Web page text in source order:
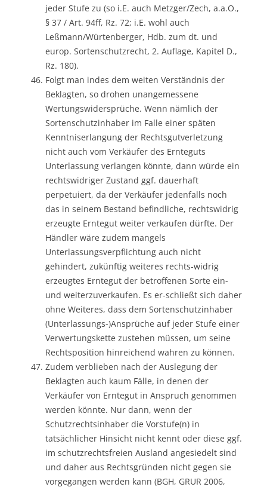
jeder Stufe zu (so i.E. auch Metzger/Zech, a.a.O.,
§ 37 / Art. 94ff, Rz. 72; i.E. wohl auch
Leßmann/Würtenberger, Hdb. zum dt. und
europ. Sortenschutzrecht, 2. Auflage, Kapitel D.,
Rz. 180).
Folgt man indes dem weiten Verständnis der
Beklagten, so drohen unangemessene
Wertungswidersprüche. Wenn nämlich der
Sortenschutzinhaber im Falle einer späten
Kenntniserlangung der Rechtsgutverletzung
nicht auch vom Verkäufer des Ernteguts
Unterlassung verlangen könnte, dann würde ein
rechtswidriger Zustand ggf. dauerhaft
perpetuiert, da der Verkäufer jedenfalls noch
das in seinem Bestand befindliche, rechtswidrig
erzeugte Erntegut weiter verkaufen dürfte. Der
Händler wäre zudem mangels
Unterlassungsverpflichtung auch nicht
gehindert, zukünftig weiteres rechts-widrig
erzeugtes Erntegut der betroffenen Sorte ein-
und weiterzuverkaufen. Es er-schließt sich daher
ohne Weiteres, dass dem Sortenschutzinhaber
(Unterlassungs-)Ansprüche auf jeder Stufe einer
Verwertungskette zustehen müssen, um seine
Rechtsposition hinreichend wahren zu können.
Zudem verblieben nach der Auslegung der
Beklagten auch kaum Fälle, in denen der
Verkäufer von Erntegut in Anspruch genommen
werden könnte. Nur dann, wenn der
Schutzrechtsinhaber die Vorstufe(n) in
tatsächlicher Hinsicht nicht kennt oder diese ggf.
im schutzrechtsfreien Ausland angesiedelt sind
und daher aus Rechtsgründen nicht gegen sie
vorgegangen werden kann (BGH, GRUR 2006,